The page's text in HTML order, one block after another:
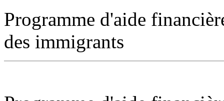
Programme d'aide
des immigrants